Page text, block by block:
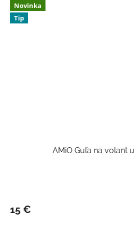
Novinka
Tip
AMiO Guľa na volant
je
15 €